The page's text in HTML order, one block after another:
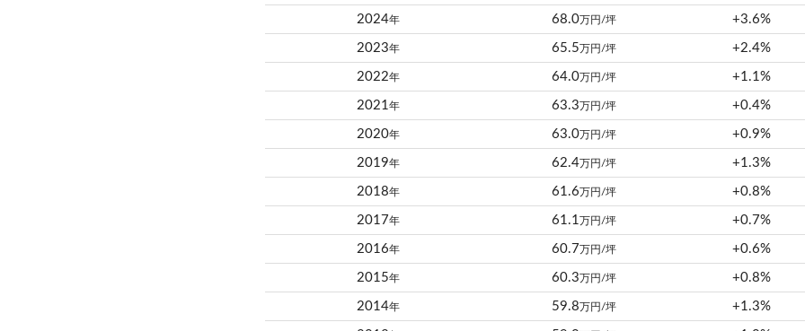
2024年 68.0万円/坪 +3.6%
2023年 65.5万円/坪 +2.4%
2022年 64.0万円/坪 +1.1%
2021 年 63.3万円/坪 +0.4%
2020年 63.0万円/坪 +0.9%
2019年 62.4万円/坪 +1.3%
2018年 61.6万円/坪 +0.8%
2017年 61.1万円/坪 +0.7%
2016年 60.7万円/坪 +0.6%
2015年 60.3万円/坪 +0.8%
2014年 59.8万円/坪 +1.3%